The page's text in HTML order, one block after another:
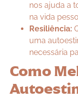
nos ajuda a
na vida
Resiliência:
uma
necessária
Como